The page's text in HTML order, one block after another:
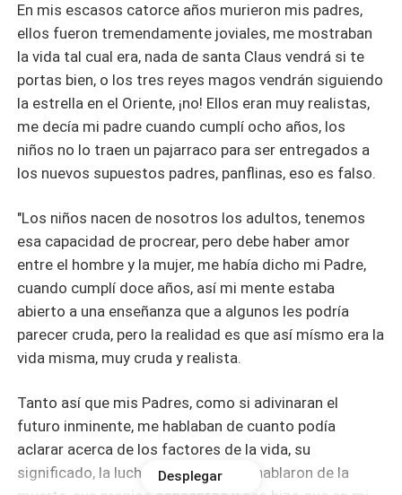
En mis escasos catorce años murieron mis padres,
ellos fueron tremendamente joviales, me mostraban
la vida tal cual era, nada de santa Claus vendrá si te
portas bien, o los tres reyes magos vendrán siguiendo
la estrella en el Oriente, ¡no! Ellos eran muy realistas,
me decía mi padre cuando cumplí ocho años, los
niños no lo traen un pajarraco para ser entregados a
los nuevos supuestos padres, panflinas, eso es falso.
"Los niños nacen de nosotros los adultos, tenemos
esa capacidad de procrear, pero debe haber amor
entre el hombre y la mujer, me había dicho mi Padre,
cuando cumplí doce años, así mi mente estaba
abierto a una enseñanza que a algunos les podría
parecer cruda, pero la realidad es que así mísmo era la
vida misma, muy cruda y realista.
Tanto así que mis Padres, como si adivinaran el
futuro inminente, me hablaban de cuanto podía
aclarar acerca de los factores de la vida, su
significado, la lucha constante, me hablaron de la
Desplegar